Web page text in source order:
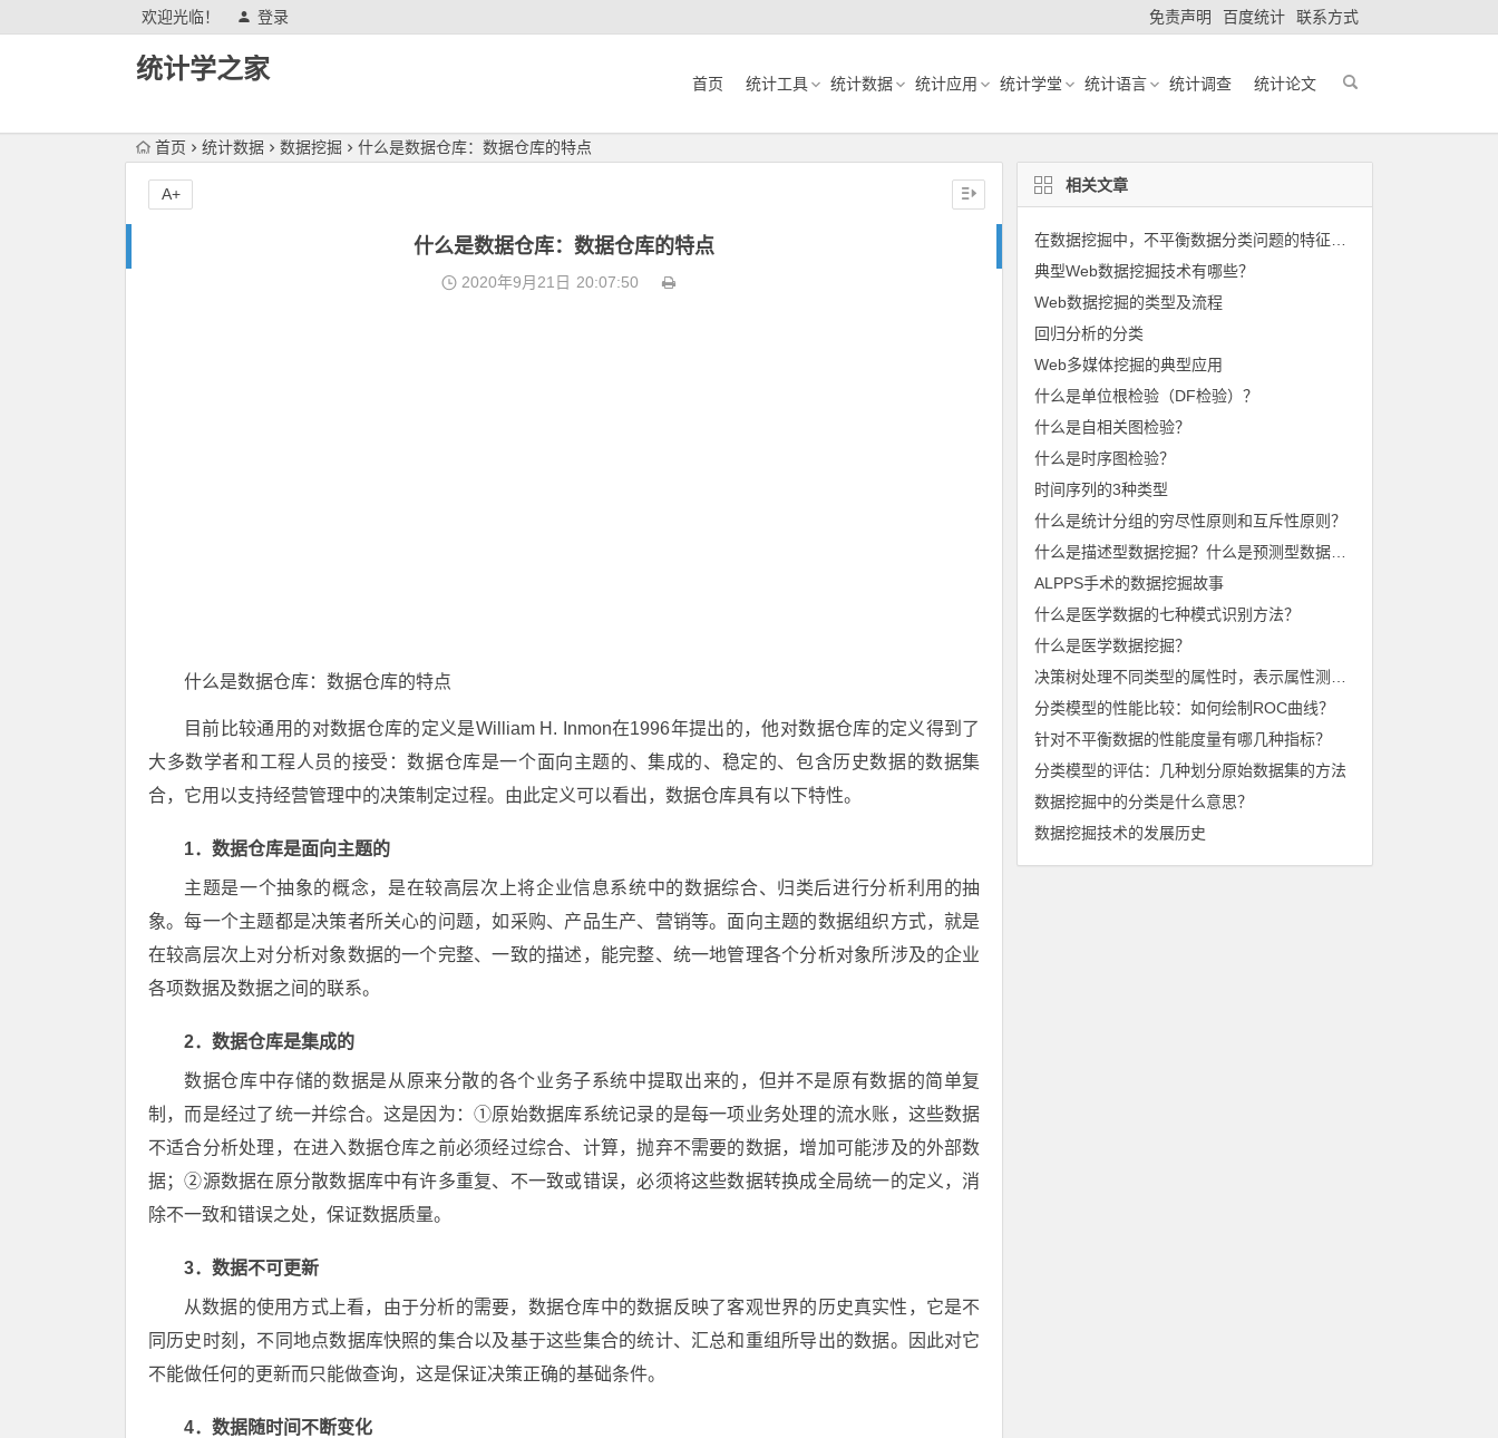
欢迎光临！ 登录 免责声明 百度统计 联系方式
统计学之家 首页 统计工具 统计数据 统计应用 统计学堂 统计语言 统计调查 统计论文
首页 统计数据 数据挖掘 什么是数据仓库：数据仓库的特点
什么是数据仓库：数据仓库的特点
2020年9月21日 20:07:50
什么是数据仓库：数据仓库的特点
目前比较通用的对数据仓库的定义是William H. Inmon在1996年提出的，他对数据仓库的定义得到了
大多数学者和工程人员的接受：数据仓库是一个面向主题的、集成的、稳定的、包含历史数据的数据集
合，它用以支持经营管理中的决策制定过程。由此定义可以看出，数据仓库具有以下特性。
1．数据仓库是面向主题的
主题是一个抽象的概念，是在较高层次上将企业信息系统中的数据综合、归类后进行分析利用的抽
象。每一个主题都是决策者所关心的问题，如采购、产品生产、营销等。面向主题的数据组织方式，就是
在较高层次上对分析对象数据的一个完整、一致的描述，能完整、统一地管理各个分析对象所涉及的企业
各项数据及数据之间的联系。
2．数据仓库是集成的
数据仓库中存储的数据是从原来分散的各个业务子系统中提取出来的，但并不是原有数据的简单复
制，而是经过了统一并综合。这是因为：①原始数据库系统记录的是每一项业务处理的流水账，这些数据
不适合分析处理，在进入数据仓库之前必须经过综合、计算，抛弃不需要的数据，增加可能涉及的外部数
据；②源数据在原分散数据库中有许多重复、不一致或错误，必须将这些数据转换成全局统一的定义，消
除不一致和错误之处，保证数据质量。
3．数据不可更新
从数据的使用方式上看，由于分析的需要，数据仓库中的数据反映了客观世界的历史真实性，它是不
同历史时刻，不同地点数据库快照的集合以及基于这些集合的统计、汇总和重组所导出的数据。因此对它
不能做任何的更新而只能做查询，这是保证决策正确的基础条件。
4．数据随时间不断变化
A+ 相关文章
典型Web数据挖掘技术有哪些？
Web数据挖掘的类型及流程
回归分析的分类
Web多媒体挖掘的典型应用
什么是单位根检验（DF检验）？
什么是自相关图检验？
什么是时序图检验？
时间序列的3种类型
什么是统计分组的穷尽性原则和互斥性原则？
什么是描述型数据挖掘？什么是预测型数据挖掘？
ALPPS手术的数据挖掘故事
什么是医学数据的七种模式识别方法？
什么是医学数据挖掘？
分类模型的性能比较：如何绘制ROC曲线？
针对不平衡数据的性能度量有哪几种指标？
分类模型的评估：几种划分原始数据集的方法
数据挖掘中的分类是什么意思？
数据挖掘技术的发展历史